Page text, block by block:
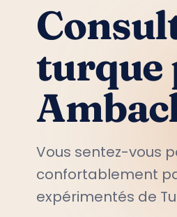
turque
Vous sentez-vous
confortablement
expérimentés de